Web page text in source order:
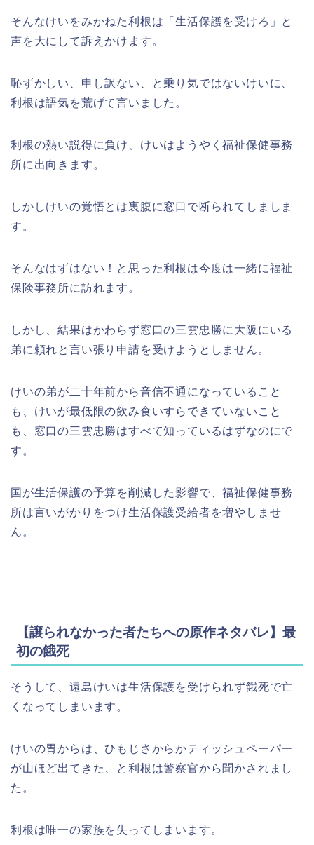
そんなけいをみかねた利根は「生活保護を受けろ」と
声を大にして訴えかけます。
恥ずかしい、申し訳ない、と乗り気ではないけいに、
利根は語気を荒げて言いました。
利根の熱い説得に負け、けいはようやく福祉保健事務
所に出向きます。
しかしけいの覚悟とは裏腹に窓口で断られてしましま
す。
そんなはずはない！と思った利根は今度は一緒に福祉
保険事務所に訪れます。
しかし、結果はかわらず窓口の三雲忠勝に大阪にいる
弟に頼れと言い張り申請を受けようとしません。
けいの弟が二十年前から音信不通になっていること
も、けいが最低限の飲み食いすらできていないこと
も、窓口の三雲忠勝はすべて知っているはずなのにで
す。
国が生活保護の予算を削減した影響で、福祉保健事務
所は言いがかりをつけ生活保護受給者を増やしませ
ん。
【譲られなかった者たちへの原作ネタバレ】最
初の餓死
そうして、遠島けいは生活保護を受けられず餓死で亡
くなってしまいます。
けいの胃からは、ひもじさからかティッシュペーパー
が山ほど出てきた、と利根は警察官から聞かされまし
た。
利根は唯一の家族を失ってしまいます。